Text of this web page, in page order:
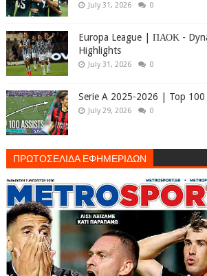
July 31, 2026 0
Europa League | ΠΑΟΚ -
Highlights
July 31, 2026 0
Serie A 2025-2026 | Top 100
July 29, 2026 0
ΠΡΩΤΟΣΕΛΙΔΑ ΕΦΗΜΕΡΙΔΩΝ